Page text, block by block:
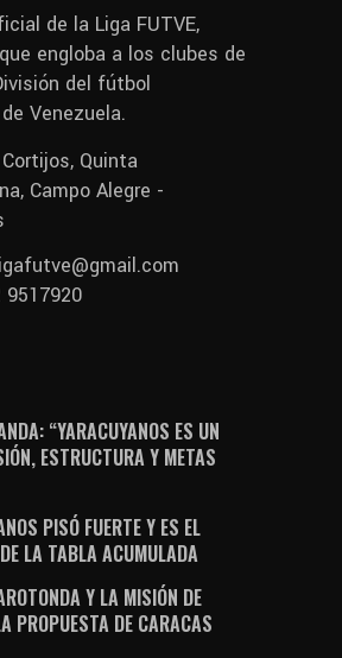
de la Liga FUTVE,
engloba a los clubes de
del fútbol
Venezuela.
Quinta
Campo Alegre -
9517920
“YARACUYANOS ES UN
ESTRUCTURA Y METAS
PISÓ FUERTE Y ES EL
LA TABLA ACUMULADA
Y LA MISIÓN DE
PROPUESTA DE CARACAS